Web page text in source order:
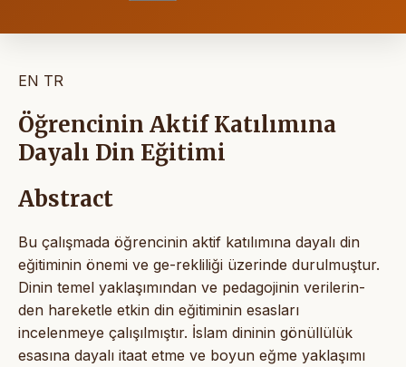
EN TR
Öğrencinin Aktif Katılımına
Dayalı Din Eğitimi
Abstract
Bu çalışmada öğrencinin aktif katılımına dayalı din
eğitiminin önemi ve ge-rekliliği üzerinde durulmuştur.
Dinin temel yaklaşımından ve pedagojinin verilerin-
den hareketle etkin din eğitiminin esasları
incelenmeye çalışılmıştır. İslam dininin gönüllülük
esasına dayalı itaat etme ve boyun eğme yaklaşımı